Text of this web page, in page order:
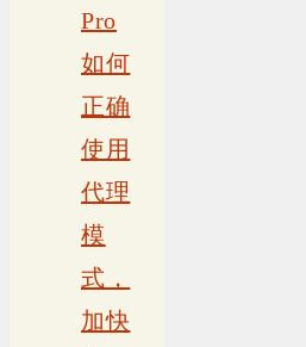
Pro
如何
正确
使用
代理
模
式，
加快